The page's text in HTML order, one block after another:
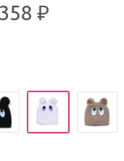
358 ₽